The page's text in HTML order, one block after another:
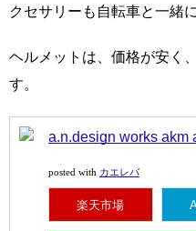
クセサリーも自転車と一緒
ヘルメットは、価格が安く
す。
a.n.design works akm
posted with カエレバ
楽天市場